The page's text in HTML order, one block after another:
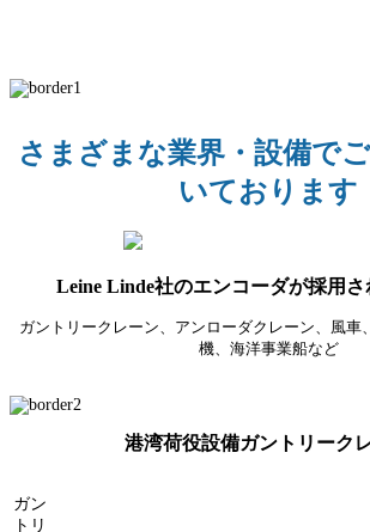
さまざまな業界・設備で
いております
Leine Linde社のエンコーダが採用
ガントリークレーン、アンローダクレーン、風車
機、海洋事業船など
港湾荷役設備ガントリーク
ガン
トリ